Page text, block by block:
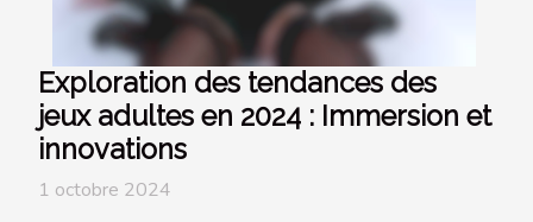
Exploration des tendances des
jeux adultes en 2024 : Immersion et
innovations
1 octobre 2024